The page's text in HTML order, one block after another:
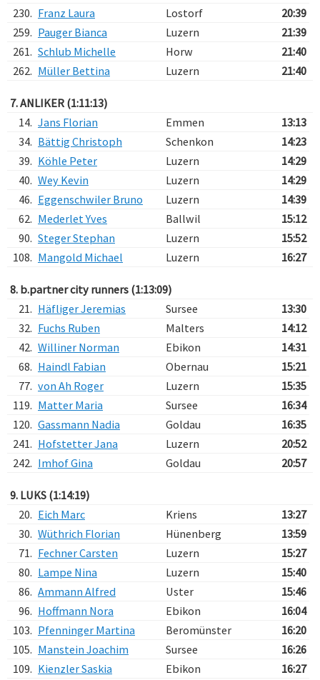
230. Franz Laura Lostorf
20:39
259. Pauger Bianca Luzern
21:39
261. Schlub Michelle Horw
21:40
262. Müller Bettina Luzern 21:40
7. ANLIKER (1:11:13)
14. Jans Florian Emmen
13:13
34. Bättig Christoph Schenkon
14:23
39. Köhle Peter Luzern
14:29
40. Wey Kevin Luzern
14:29
46. Eggenschwiler Bruno Luzern
14:39
62. Mederlet Yves Ballwil
15:12
90. Steger Stephan Luzern
15:52
108. Mangold Michael Luzern 16:27
8. b.partner city runners (1:13:09)
21. Häfliger Jeremias Sursee
13:30
32. Fuchs Ruben Malters
14:12
42. Williner Norman Ebikon
14:31
68. Haindl Fabian Obernau
15:21
77. von Ah Roger Luzern
15:35
119. Matter Maria Sursee
16:34
120. Gassmann Nadia Goldau
16:35
241. Hofstetter Jana Luzern
20:52
242. Imhof Gina Goldau 20:57
9. LUKS (1:14:19)
20. Eich Marc Kriens
13:27
30. Wüthrich Florian Hünenberg
13:59
71. Fechner Carsten Luzern
15:27
80. Lampe Nina Luzern
15:40
86. Ammann Alfred Uster
15:46
96. Hoffmann Nora Ebikon
16:04
103. Pfenninger Martina Beromünster
16:20
105. Manstein Joachim Sursee
16:26
109. Kienzler Saskia Ebikon 16:27